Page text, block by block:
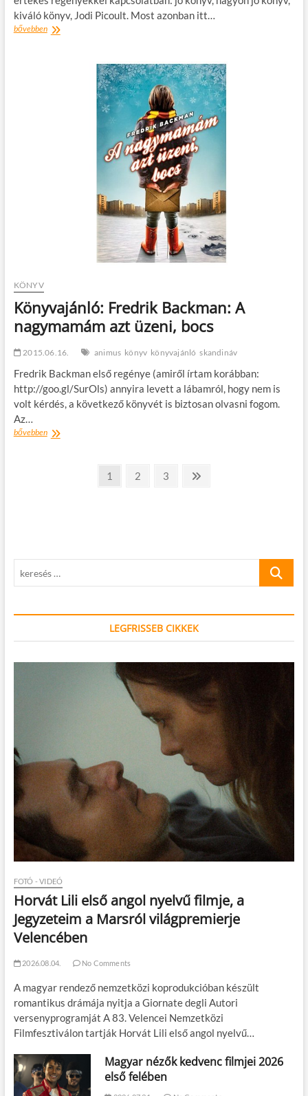
kiváló könyv, Jodi Picoult. Most azonban itt…
bővebbenKönyvajánló
KÖNYV
Könyvajánló: Fredrik Backman: A
nagymamám azt üzeni, bocs
2015.06.16. animus könyv könyvajánló skandináv
Fredrik Backman első regénye (amiről írtam korábban:
http://goo.gl/SurOls) annyira levett a lábamról, hogy nem is
volt kérdés, a következő könyvét is biztosan olvasni fogom.
Az…
bővebbenKönyvajánló:
Bejegyzésekoldal
1 oldal
2 oldal
3
Következő
keresés
LEGFRISSEB CIKKEK
FOTÓ - VIDEÓ
Horvát Lili első angol nyelvű filmje, a
Jegyzeteim a Marsról világpremierje
Velencében
2026.08.04. No Comments
A magyar rendező nemzetközi koprodukcióban készült
romantikus drámája nyitja a Giornate degli Autori
versenyprogramját A 83. Velencei Nemzetközi
Filmfesztiválon tartják Horvát Lili első angol nyelvű…
Magyar nézők kedvenc filmjei 2026
első felében